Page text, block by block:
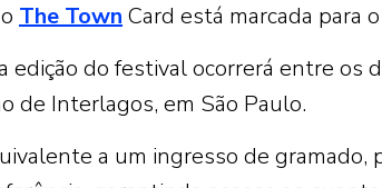
The TownCard está marcada para
edição do festival ocorrerá entre os
de Interlagos, em São Paulo.
a um ingresso de